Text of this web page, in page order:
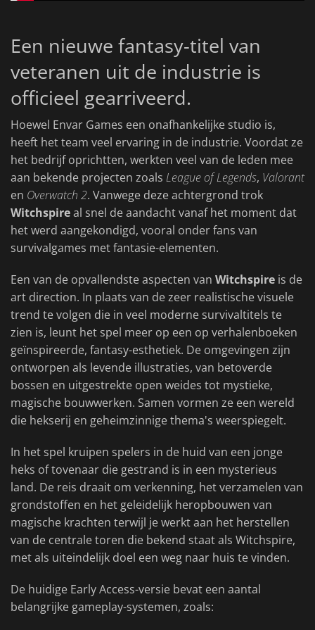
Een nieuwe fantasy-titel van
veteranen uit de industrie is
officieel gearriveerd.
Hoewel Envar Games een onafhankelijke studio is,
heeft het team veel ervaring in de industrie. Voordat ze
het bedrijf oprichtten, werkten veel van de leden mee
aan bekende projecten zoals League of Legends, Valorant
en Overwatch 2. Vanwege deze achtergrond trok
Witchspireal snel de aandacht vanaf het moment dat
het werd aangekondigd, vooral onder fans van
survivalgames met fantasie-elementen.
Een van de opvallendste aspecten van Witchspire is de
art direction. In plaats van de zeer realistische visuele
trend te volgen die in veel moderne survivaltitels te
zien is, leunt het spel meer op een op verhalenboeken
geïnspireerde, fantasy-esthetiek. De omgevingen zijn
ontworpen als levende illustraties, van betoverde
bossen en uitgestrekte open weides tot mystieke,
magische bouwwerken. Samen vormen ze een wereld
die hekserij en geheimzinnige thema's weerspiegelt.
In het spel kruipen spelers in de huid van een jonge
heks of tovenaar die gestrand is in een mysterieus
land. De reis draait om verkenning, het verzamelen van
grondstoffen en het geleidelijk heropbouwen van
magische krachten terwijl je werkt aan het herstellen
van de centrale toren die bekend staat als Witchspire,
met als uiteindelijk doel een weg naar huis te vinden.
De huidige Early Access-versie bevat een aantal
belangrijke gameplay-systemen, zoals: